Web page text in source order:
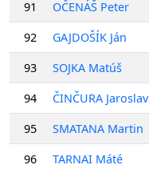
91
OČENÁŠ Peter
92
GAJDOŠÍK Ján
93
SOJKA Matúš
94
ČINČURA Jaroslav
95
SMATANA Martin
96
TARNAI Máté